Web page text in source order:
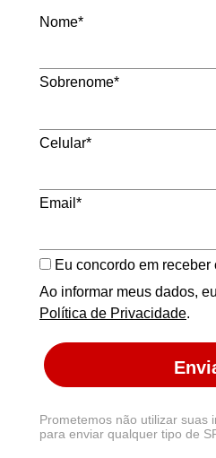
Nome*
Sobrenome*
Celular*
Email*
Eu concordo em receber
Ao informar meus dados,
Política de Privacidade.
Prometemos não utilizar suas
para enviar qualquer tipo de